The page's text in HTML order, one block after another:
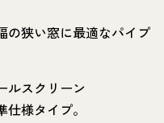
の狭い窓に最適なパイプ
ルスクリーン
様タイプ。